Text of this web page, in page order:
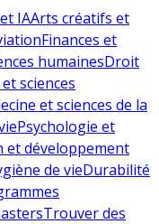
IAArts créatifs et
Finances et
humainesDroit
sciences
et sciences de la
Psychologie et
et développement
de vieDurabilité
Trouver des